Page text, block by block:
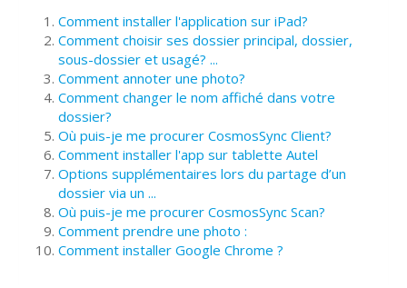
Comment installer l'application sur iPad?
Comment choisir ses dossier principal, dossier,
sous-dossier et usagé? ...
Comment annoter une photo?
Comment changer le nom affiché dans votre
dossier?
Où puis-je me procurer CosmosSync Client?
Comment installer l'app sur tablette Autel
Options supplémentaires lors du partage d’un
dossier via un ...
Où puis-je me procurer CosmosSync Scan?
Comment prendre une photo :
Comment installer Google Chrome ?